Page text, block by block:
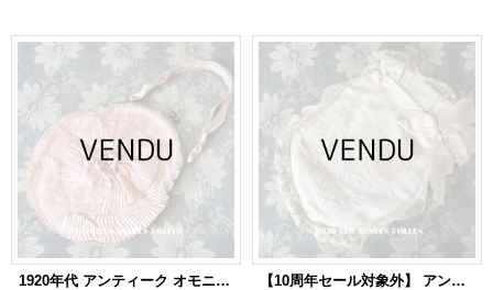
1920年代 アンティーク オモニエール ピンクの薔薇のロココモチーフ付 【10周年セール対象外】 アンティーク 鈴蘭の刺繍入り リボンが結ばれたオモニエール